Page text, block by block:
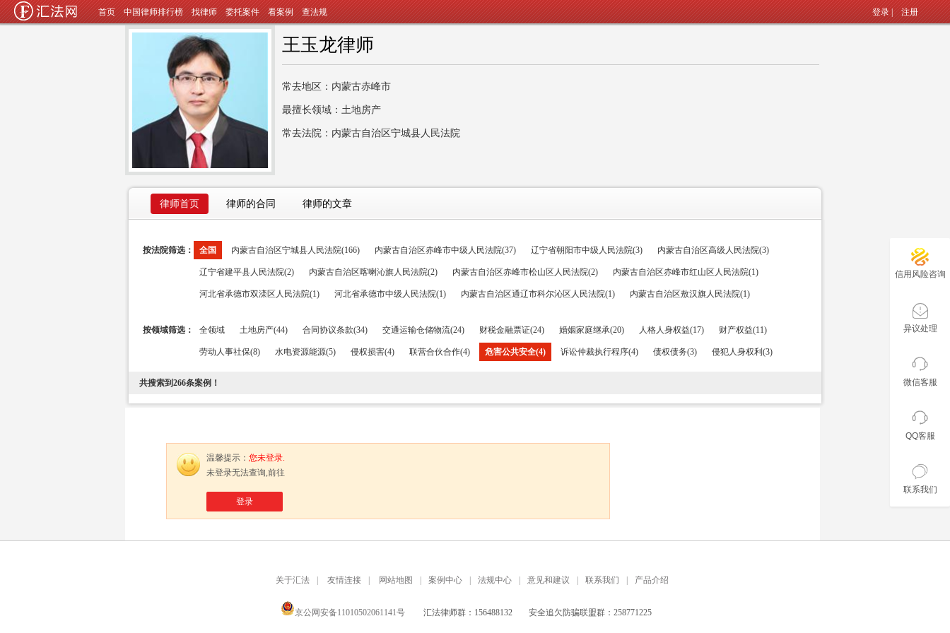
首页 中国律师排行榜 找律师 委托案件 看案例 查法规 登录| 注册
王玉龙律师
常去地区：内蒙古赤峰市
最擅长领域：土地房产
常去法院：内蒙古自治区宁城县人民法院
律师首页 律师的合同 律师的文章
按法院筛选： 全国 内蒙古自治区宁城县人民法院(166) 内蒙古自治区赤峰市中级人民法院(37) 辽宁省朝阳市中级人民法院(3) 内蒙古自治区高级人民法院(3)
辽宁省建平县人民法院(2) 内蒙古自治区喀喇沁旗人民法院(2) 内蒙古自治区赤峰市松山区人民法院(2) 内蒙古自治区赤峰市红山区人民法院(1)
河北省承德市双滦区人民法院(1) 河北省承德市中级人民法院(1) 内蒙古自治区通辽市科尔沁区人民法院(1) 内蒙古自治区敖汉旗人民法院(1)
按领域筛选： 全领域 土地房产(44) 合同协议条款(34) 交通运输仓储物流(24) 财税金融票证(24) 婚姻家庭继承(20) 人格人身权益(17) 财产权益(11)
劳动人事社保(8) 水电资源能源(5) 侵权损害(4) 联营合伙合作(4) 危害公共安全(4) 诉讼仲裁执行程序(4) 债权债务(3) 侵犯人身权利(3)
共搜索到266条案例！
温馨提示： 您未登录.
未登录无法查询,前往
登录
信用风险咨询
异议处理
微信客服
QQ客服
联系我们
关于汇法 友情连接 网站地图 案例中心 法规中心 意见和建议 联系我们 产品介绍
京公网安备11010502061141号 汇法律师群：156488132 安全追欠防骗联盟群：258771225